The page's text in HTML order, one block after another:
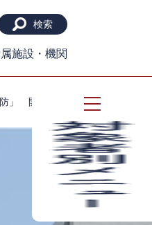
検索
施設・機関
」 開催案内